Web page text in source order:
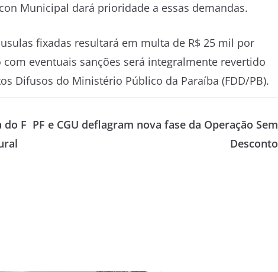
Municipal dará prioridade a essas demandas.
fixadas resultará em multa de R$ 25 mil por
eventuais sanções será integralmente revertido
Difusos do Ministério Público da Paraíba (FDD/PB).
do F PF e CGU deflagram nova fase da Operação Sem
Desconto